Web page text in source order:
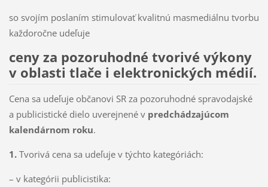
so svojím poslaním stimulovať kvalitnú masmediálnu tvorbu
každoročne udeľuje
ceny za pozoruhodné tvorivé výkony
v oblasti tlače i elektronických médií.
Cena sa udeľuje občanovi SR za pozoruhodné spravodajské
a publicistické dielo uverejnené v predchádzajúcom
kalendárnom roku.
1. Tvorivá cena sa udeľuje v týchto kategóriách:
– v kategórii publicistika: